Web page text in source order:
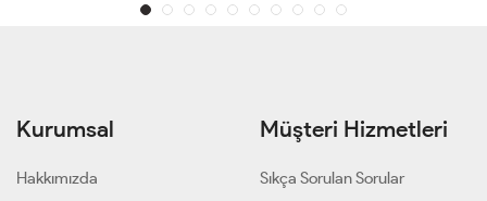
Kurumsal
Hakkımızda
Müşteri Hizmetleri
Sıkça Sorulan Sorular